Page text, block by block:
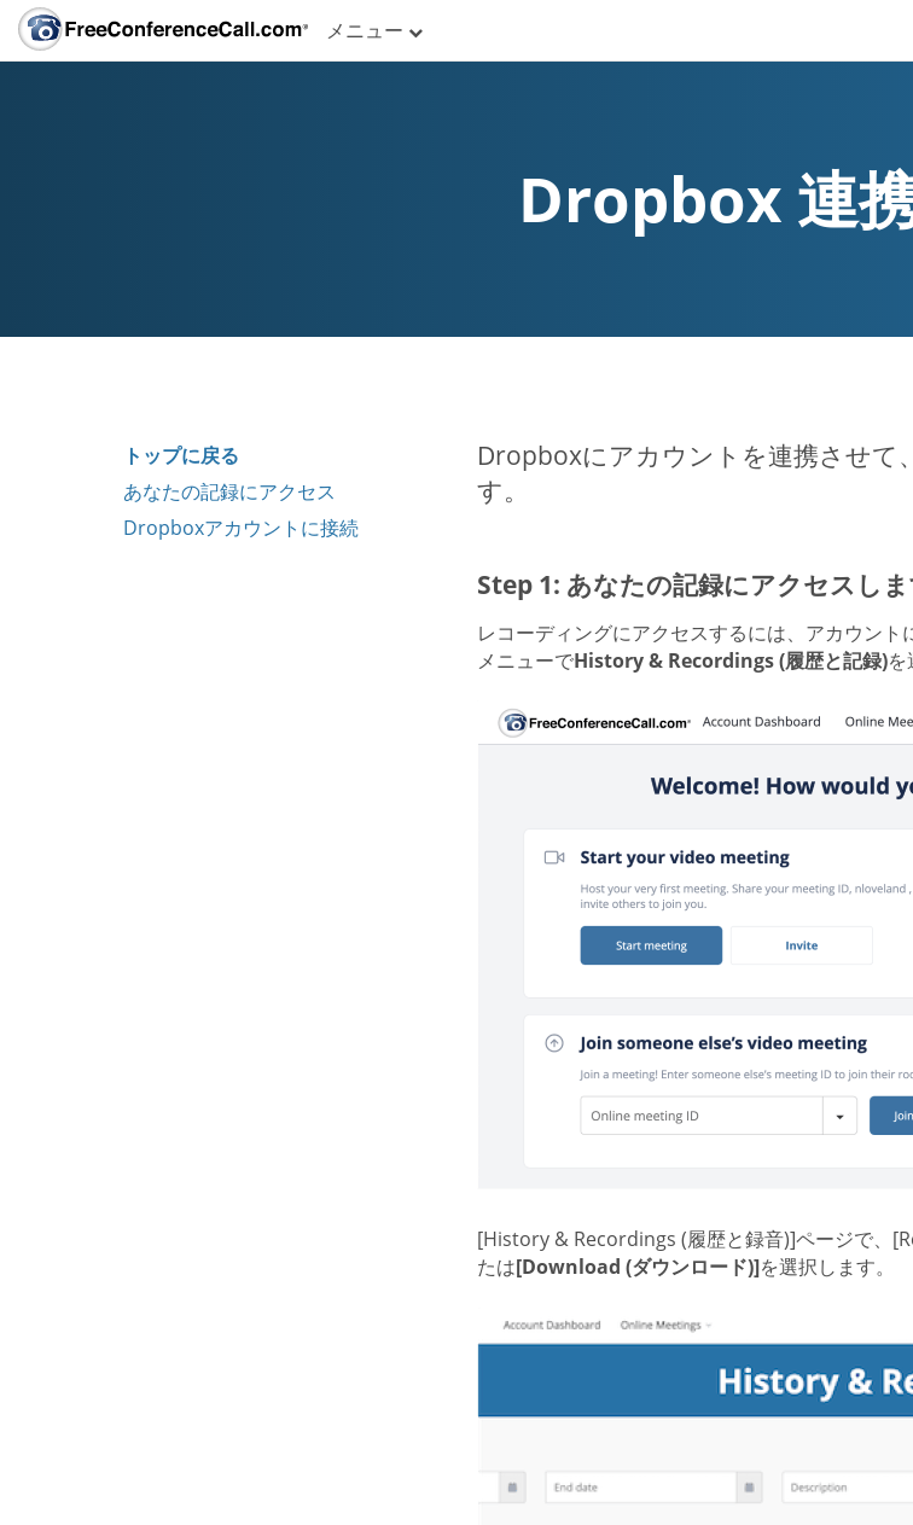
メニュー
Dropbox 連
トップに戻る
あなたの記録にアクセス
Dropboxアカウントに接続
Dropboxにアカウントを連携させて
す。
Step 1: あなたの記録にアクセスし
レコーディングにアクセスするには、アカウン
メニューでHistory & Recordings (履歴と記録)を
[History & Recordings (履歴と録音)]ページで、
たは[Download (ダウンロード)]を選択します。